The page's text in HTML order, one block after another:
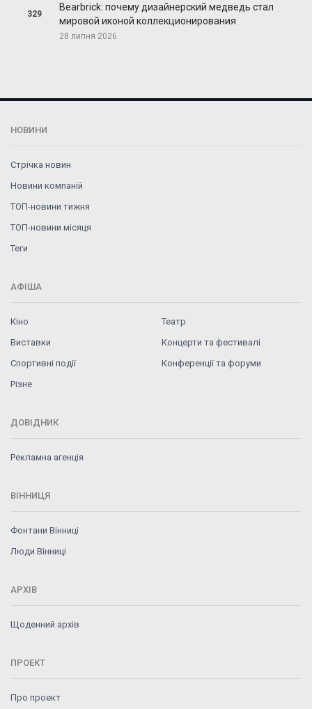
329
Bearbrick: почему дизайнерский медведь стал
мировой иконой коллекционирования
28 липня 2026
НОВИНИ
Стрічка новин
Новини компаній
ТОП-новини тижня
ТОП-новини місяця
Теги
АФІША
Кіно
Театр
Виставки
Концерти та фестивалі
Спортивні події
Конференції та форуми
Різне
ДОВІДНИК
Рекламна агенція
ВІННИЦЯ
Фонтани Вінниці
Люди Вінниці
АРХІВ
Щоденний архів
ПРОЕКТ
Про проект